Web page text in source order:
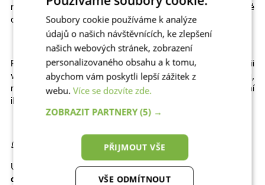
nás najdete nejlepší poměr ceny a kvality na trhu. Vchodové
dveře jsou za skvělou cenu!
Pokud na dveře spěcháte, navštivte naši kategorii
vchodovéExpresníplastové dveře se zrychlenou výrobou,
nebo vchodovéSkladovéplastové dveře, které jsou k dodání
ihned
Detailní informace:
U vybrané konfigurace okamžitě vidíte konečnou
ceny
. Dodání je rychlé, 6 – 8 týdnů zabere výroba a 1 – 2
Soubory cookie používáme k analýze
údajů o našich návštěvnících, ke zlepšení
našich webových stránek, zobrazení
personalizovaného obsahu a k tomu,
abychom vám poskytli lepší zážitek z
webu.Více se dozvíte zde.
ZOBRAZIT PARTNERY(5) →
PŘIJMOUT VŠE
VŠE ODMÍTNOUT